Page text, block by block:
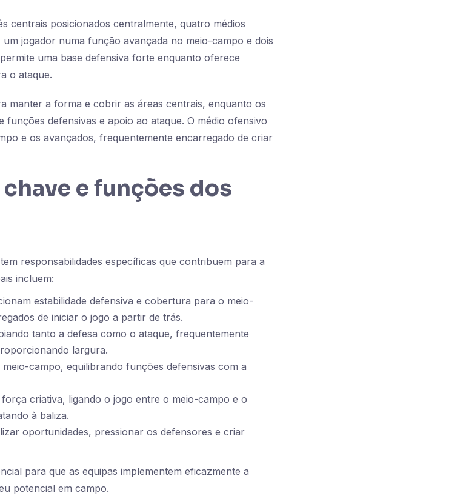
centrais posicionados centralmente, quatro médios
jogador numa função avançada no meio-campo e dois
uma base defensiva forte enquanto oferece
o ataque.
manter a forma e cobrir as áreas centrais, enquanto os
defensivas e apoio ao ataque. O médio ofensivo
e os avançados, frequentemente encarregado de criar
e funções dos
responsabilidades específicas que contribuem para a
incluem:
estabilidade defensiva e cobertura para o meio-
de iniciar o jogo a partir de trás.
tanto a defesa como o ataque, frequentemente
largura.
campo, equilibrando funções defensivas com a
criativa, ligando o jogo entre o meio-campo e o
à baliza.
oportunidades, pressionar os defensores e criar
para que as equipas implementem eficazmente a
potencial em campo.